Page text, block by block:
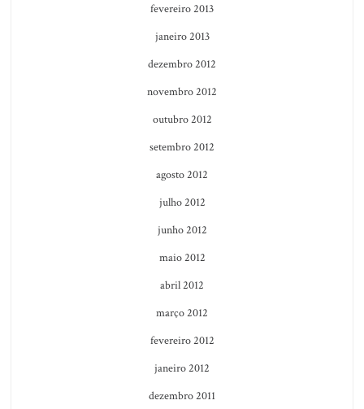
fevereiro 2013
janeiro 2013
dezembro 2012
novembro 2012
outubro 2012
setembro 2012
agosto 2012
julho 2012
junho 2012
maio 2012
abril 2012
março 2012
fevereiro 2012
janeiro 2012
dezembro 2011